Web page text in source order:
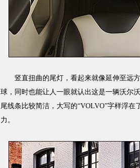
竖直扭曲的尾灯，看起来就像延伸至远方
球，同时也能让人一眼就认出这是一辆沃尔
尾线条比较简洁，大写的“VOLVO”字样浮
力。